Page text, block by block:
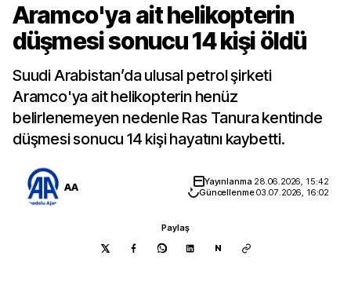
Aramco'ya ait helikopterin
düşmesi sonucu 14 kişi öldü
Suudi Arabistan’da ulusal petrol şirketi
Aramco'ya ait helikopterin henüz
belirlenemeyen nedenle Ras Tanura kentinde
düşmesi sonucu 14 kişi hayatını kaybetti.
AA Yayınlanma 28.06.2026, 15:42
Güncellenme03.07.2026, 16:02
Paylaş
N